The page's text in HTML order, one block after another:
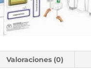
Valoraciones (0)